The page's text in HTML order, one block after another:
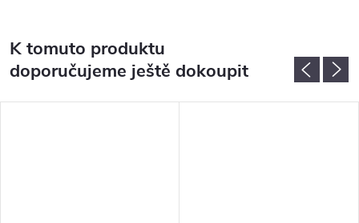
K tomuto produktu
doporučujeme ještě dokoupit